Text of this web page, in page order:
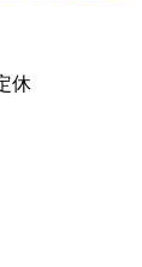
休